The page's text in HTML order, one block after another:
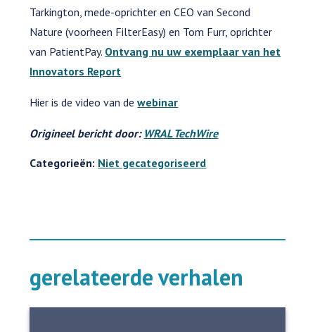
Tarkington, mede-oprichter en CEO van Second
Nature (voorheen FilterEasy) en Tom Furr, oprichter
van PatientPay. Ontvang nu uw exemplaar van het
Innovators Report
Hier is de video van dewebinar
Origineel bericht door: WRAL TechWire
Categorieën: Niet gecategoriseerd
gerelateerde verhalen